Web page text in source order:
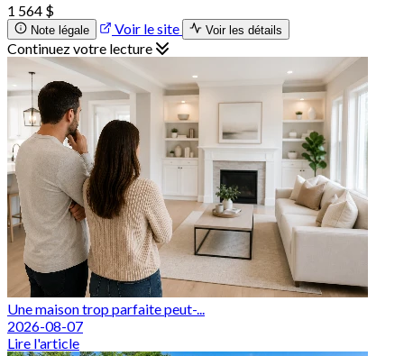
1 564 $
Note légale Voir le site Voir les détails
Continuez votre lecture
Une maison trop parfaite peut-...
2026-08-07
Lire l'article